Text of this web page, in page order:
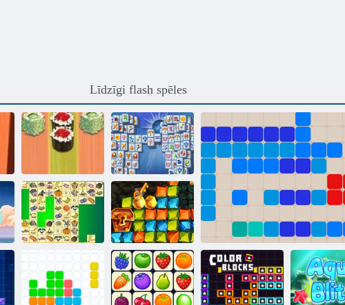
Līdzīgi flash spēles
Suši
backgammon
Mahjong
Fortuna
Kris Mahjong
Gold Rush
dārgumu
medības